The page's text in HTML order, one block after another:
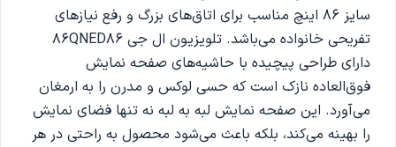
سایز 86 اینچ مناسب برای اتاق‌های بزرگ و رفع نیازهای
تفریحی خانواده می‌باشد. تلویزیون ال جی 86QNED86
دارای طراحی پیچیده با حاشیه‌های صفحه نمایش
فوق‌العاده نازک است که حسی لوکس و مدرن را به ارمغان
می‌آورد. این صفحه نمایش لبه به لبه نه تنها فضای نمایش
را بهینه می‌کند، بلکه باعث می‌شود محصول به راحتی در هر